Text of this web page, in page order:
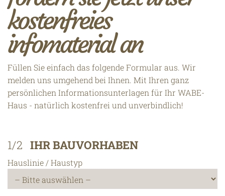
kostenfreies
infomaterial an
Füllen Sie einfach das folgende Formular aus. Wir
melden uns umgehend bei Ihnen. Mit Ihren ganz
persönlichen Informationsunterlagen für Ihr WABE-
Haus - natürlich kostenfrei und unverbindlich!
1/2 IHR BAUVORHABEN
Hauslinie / Haustyp